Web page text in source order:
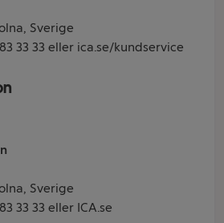
Sverige
33 33 eller ica.se/kundservice
Sverige
33 33 eller ICA.se